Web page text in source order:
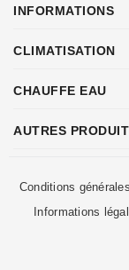
INFORMATIONS
CLIMATISATION
CHAUFFE EAU
AUTRES
Conditions
Informations